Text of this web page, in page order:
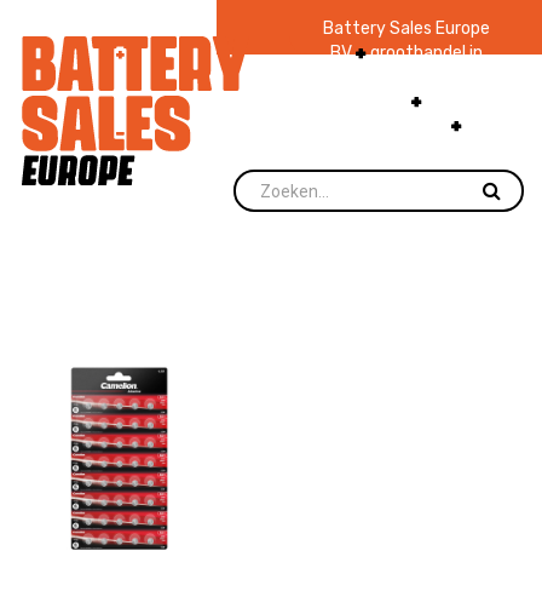
Battery Sales Europe
BV groothandel in
zaklampen Ruim 48
jaar ervaring
voorraad.